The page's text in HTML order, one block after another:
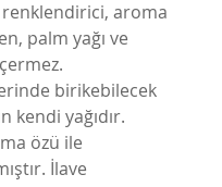
aroma
palm yağı ve
birikebilecek
kendi yağıdır.
özü ile
İlave